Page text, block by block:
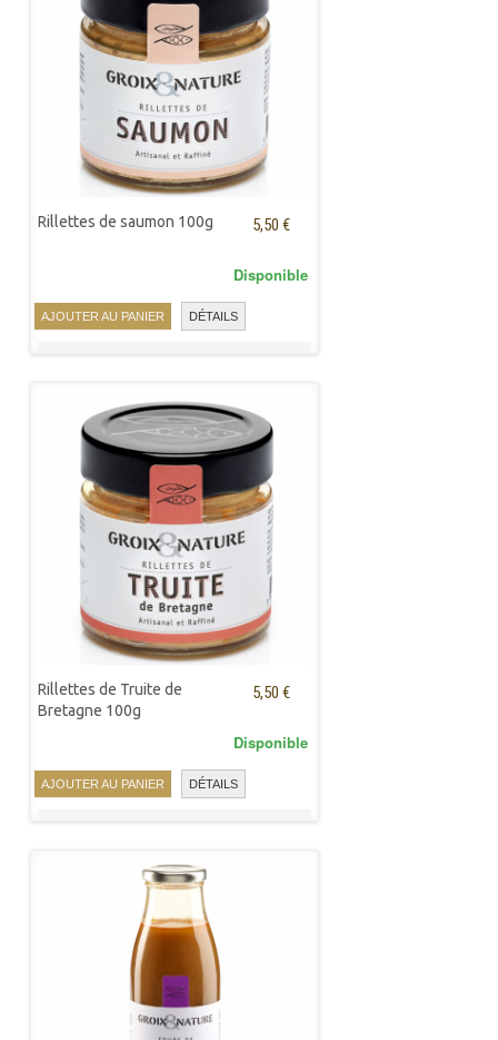
Rillettes de saumon 100g 5,50 €
AJOUTER AU PANIER DÉTAILS
Disponible
Rillettes de Truite de
Bretagne 100g
5,50 €
AJOUTER AU PANIER DÉTAILS
Disponible